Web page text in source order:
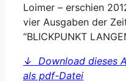
Loimer – erschien
vier Ausgaben der
“BLICKPUNKT
↓ Download dieses
als pdf-Datei